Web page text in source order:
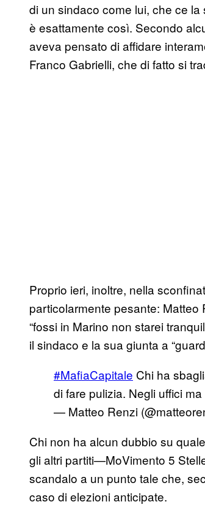
di un sindaco come lui, che ce la
è esattamente così. Secondo
aveva pensato di affidare
Franco Gabrielli, che di fatto si
Proprio ieri, inoltre, nella
particolarmente pesante: Matteo
“fossi in Marino non starei
il sindaco e la sua giunta a
#MafiaCapitale Chi ha
di fare pulizia. Negli uffici
— Matteo Renzi
Chi non ha alcun dubbio su
gli altri partiti—MoVimento 5
scandalo a un punto tale che,
caso di elezioni anticipate.